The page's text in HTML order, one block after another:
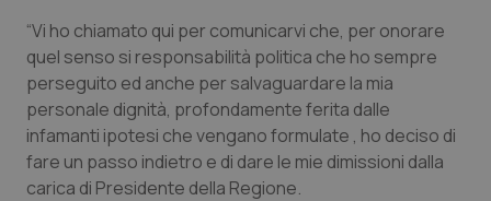
Piemonte
Provincia Autonoma di Bolzano
Provincia Autonoma di Trento
HIV
Infezioni & Febbre
Ipertensione & Scompenso
“Vi ho chiamato qui per comunicarvi che, per onorare
quel senso si responsabilità politica che ho sempre
perseguito ed anche per salvaguardare la mia
personale dignità, profondamente ferita dalle
infamanti ipotesi che vengano formulate , ho deciso di
fare un passo indietro e di dare le mie dimissioni dalla
carica di Presidente della Regione.